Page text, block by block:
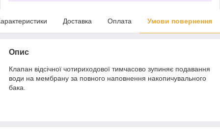
Доставка Оплата Умови повернення
Опис
Клапан відсічної чотириходової тимчасово зупиняє подавання
води на мембрану за повного наповнення накопичувального
бака.